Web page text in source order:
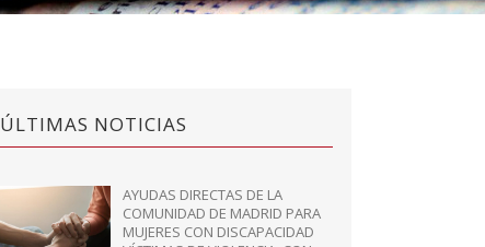
ÚLTIMAS NOTICIAS
AYUDAS DIRECTAS DE LA
COMUNIDAD DE MADRID PARA
MUJERES CON DISCAPACIDAD